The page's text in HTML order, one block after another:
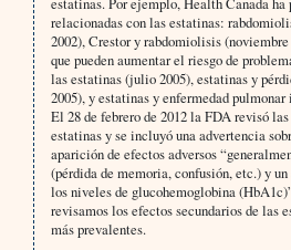
relacionadas con las estatinas:
2002), Crestor y rabdomiolisis
que pueden aumentar el riesgo de
las estatinas (julio 2005), estatinas y
2005), y estatinas y enfermedad
El 28 de febrero de 2012 la FDA revisó
estatinas y se incluyó una advertencia
aparición de efectos adversos
(pérdida de memoria, confusión, etc.) y
los niveles de glucohemoglobina
revisamos los efectos secundarios de las
más prevalentes.